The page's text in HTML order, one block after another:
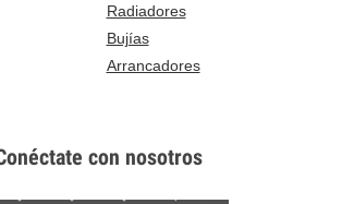
Radiadores
Bujías
Arrancadores
con nosotros